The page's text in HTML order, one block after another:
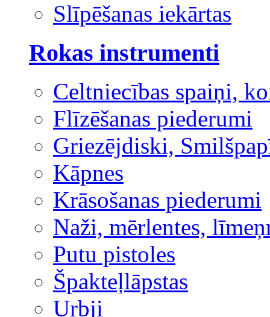
Slīpēšanas iekārtas
Rokas instrumenti
Celtniecības spaiņi,
Flīzēšanas piederumi
Griezējdiski,
Kāpnes
Krāsošanas piederumi
Naži, mērlentes,
Putu pistoles
Špakteļlāpstas
Urbji